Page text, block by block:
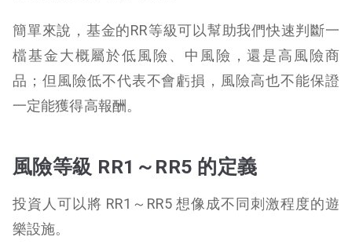
簡單來說，基金的RR等級可以幫助我們快速判斷一
檔基金大概屬於低風險、中風險，還是高風險商
品；但風險低不代表不會虧損，風險高也不能保證
一定能獲得高報酬。
風險等級 RR1～RR5 的定義
投資人可以將 RR1～RR5 想像成不同刺激程度的遊
樂設施。